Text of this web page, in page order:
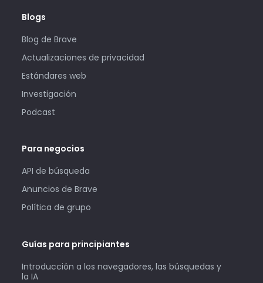
Blogs
Blog de Brave
Actualizaciones de privacidad
Estándares web
Investigación
Podcast
Para negocios
API de búsqueda
Anuncios de Brave
Política de grupo
Guías para principiantes
Introducción a los navegadores, las búsquedas y
la IA